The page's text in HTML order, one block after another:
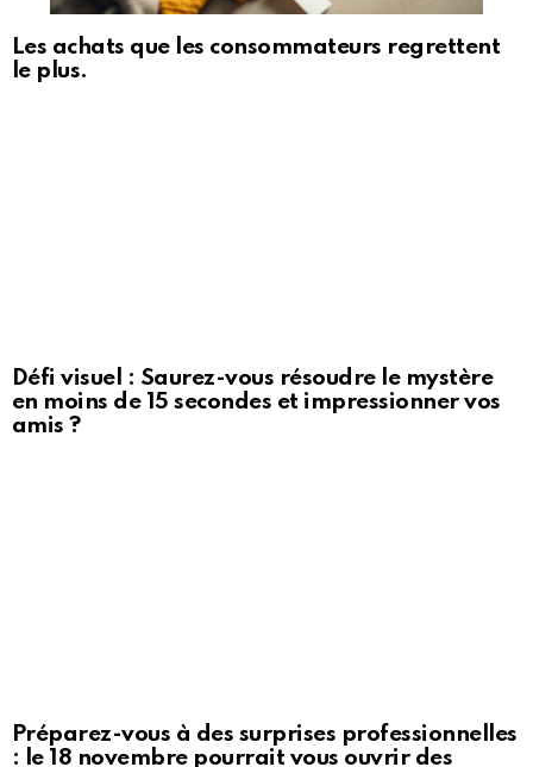
Les achats que les consommateurs regrettent
le plus.
Défi visuel : Saurez-vous résoudre le mystère
en moins de 15 secondes et impressionner vos
amis ?
Préparez-vous à des surprises professionnelles
: le 18 novembre pourrait vous ouvrir des